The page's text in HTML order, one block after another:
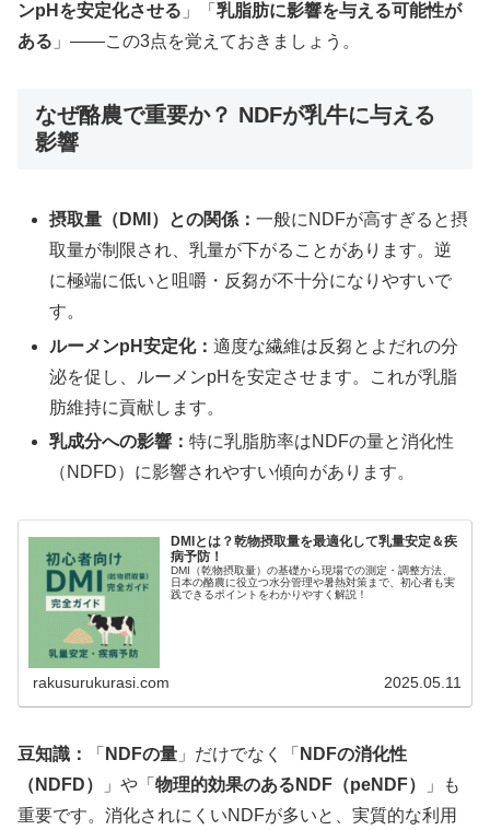
ンpHを安定化させる 」「 乳脂肪に影響を与える可能性が
ある 」――この3点を覚えておきましょう。
なぜ酪農で重要か？ NDFが乳牛に与える
影響
摂取量（DMI）との関係：一般にNDFが高すぎると摂
取量が制限され、乳量が下がることがあります。逆
に極端に低いと咀嚼・反芻が不十分になりやすいで
す。
ルーメンpH安定化：適度な繊維は反芻とよだれの分
泌を促し、ルーメンpHを安定させます。これが乳脂
肪維持に貢献します。
乳成分への影響：特に乳脂肪率はNDFの量と消化性
（NDFD）に影響されやすい傾向があります。
DMIとは？乾物摂取量を最適化して乳量安定＆疾
病予防！
DMI（乾物摂取量）の基礎から現場での測定・調整方法、
日本の酪農に役立つ水分管理や暑熱対策まで、初心者も実
践できるポイントをわかりやすく解説！
rakusurukurasi.com 2025.05.11
豆知識： 「 NDFの量 」だけでなく「 NDFの消化性
（NDFD）
」や「 物理的効果のあるNDF（peNDF）
」も
重要です。消化されにくいNDFが多いと、実質的な利用